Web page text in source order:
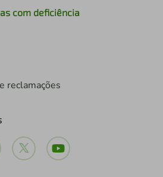
com deficiência
reclamações